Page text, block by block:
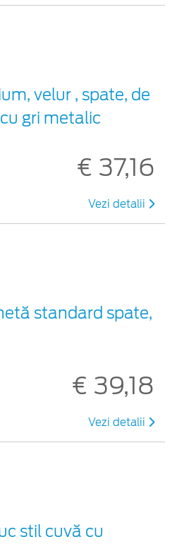
velur , spate, de
gri metalic
€ 37,16
Vezi detalii
standard spate,
€ 39,18
Vezi detalii
stil cuvă cu